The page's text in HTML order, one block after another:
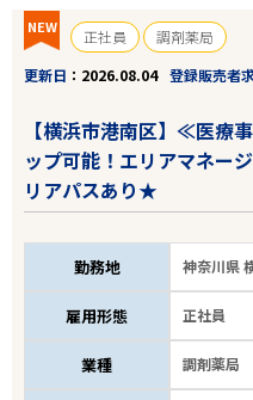
NEW 正社員
調剤薬局
更新日
2026.08.04 登録販売者
【横浜市港南区】≪医療
ップ可能！エリアマネー
リアパスあり★
勤務地 神奈川県
雇用形態 正社員
業種 調剤薬局